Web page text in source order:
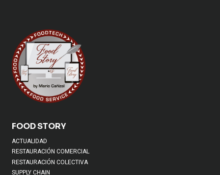
FOOD STORY
ACTUALIDAD
RESTAURACIÓN COMERCIAL
RESTAURACIÓN COLECTIVA
SUPPLY CHAIN